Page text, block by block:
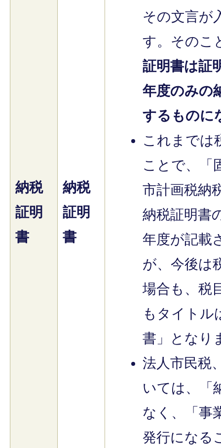
納税
証明
書
納税
証明
書
その文言が
す。そのこ
証明書は証
年度のみの
するものに
これまでは
ことで、「
市計画税納
納税証明書
年度が記載
が、今後は
場合も、税
もタイトル
書」となり
法人市民税
いては、「
なく、「事
発行になる